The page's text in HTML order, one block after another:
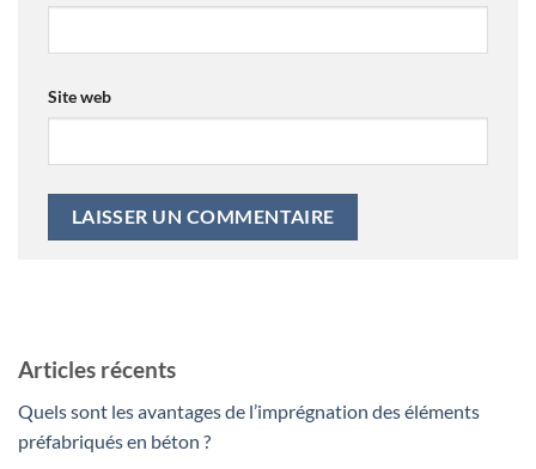
Site web
Articles récents
Quels sont les avantages de l’imprégnation des éléments
préfabriqués en béton ?